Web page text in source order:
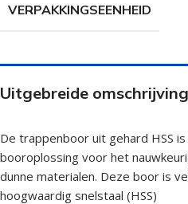
VERPAKKINGSEENHEID
Uitgebreide omschrijving
De trappenboor uit gehard HSS
booroplossing voor het
dunne materialen. Deze boor is
hoogwaardig snelstaal (HSS)